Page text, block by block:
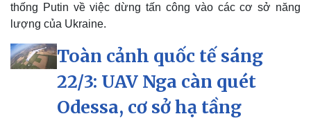
thống Putin về việc dừng tấn công vào các cơ sở năng
lượng của Ukraine.
Toàn cảnh quốc tế sáng
22/3: UAV Nga càn quét
Odessa, cơ sở hạ tầng